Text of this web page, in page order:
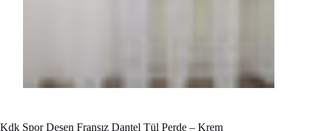
Kdk Spor Desen Fransız Dantel Tül Perde – Krem